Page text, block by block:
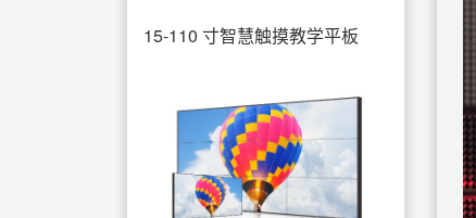
15-110 寸智慧触摸教学平板